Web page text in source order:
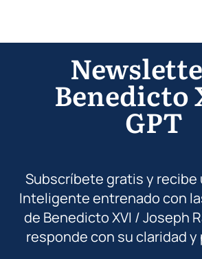
Benedicto
GPT
Subscríbete gratis y
Inteligente entrenado con
de Benedicto XVI / Joseph
responde con su claridad